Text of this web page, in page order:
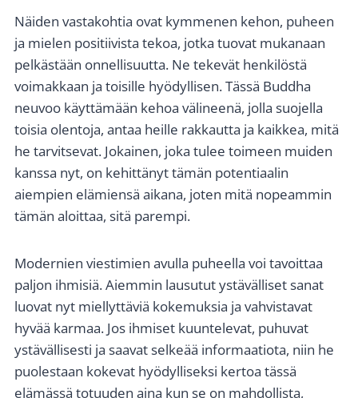
Näiden vastakohtia ovat kymmenen kehon, puheen
ja mielen positiivista tekoa, jotka tuovat mukanaan
pelkästään onnellisuutta. Ne tekevät henkilöstä
voimakkaan ja toisille hyödyllisen. Tässä Buddha
neuvoo käyttämään kehoa välineenä, jolla suojella
toisia olentoja, antaa heille rakkautta ja kaikkea, mitä
he tarvitsevat. Jokainen, joka tulee toimeen muiden
kanssa nyt, on kehittänyt tämän potentiaalin
aiempien elämiensä aikana, joten mitä nopeammin
tämän aloittaa, sitä parempi.
Modernien viestimien avulla puheella voi tavoittaa
paljon ihmisiä. Aiemmin lausutut ystävälliset sanat
luovat nyt miellyttäviä kokemuksia ja vahvistavat
hyvää karmaa. Jos ihmiset kuuntelevat, puhuvat
ystävällisesti ja saavat selkeää informaatiota, niin he
puolestaan kokevat hyödylliseksi kertoa tässä
elämässä totuuden aina kun se on mahdollista,